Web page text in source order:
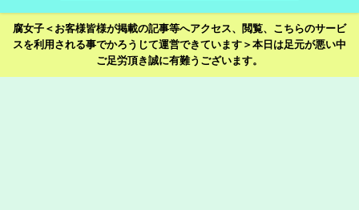
腐女子＜お客様皆様が掲載の記事等へアクセス、閲覧、こちらのサービ
スを利用される事でかろうじて運営できています＞本日は足元が悪い中
ご足労頂き誠に有難うございます。